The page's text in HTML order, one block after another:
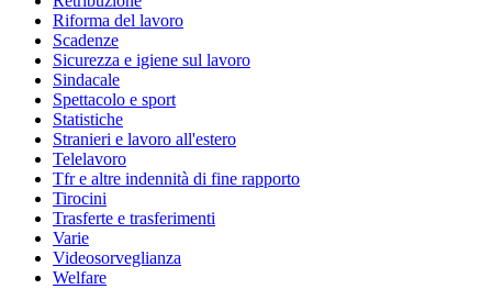
Riforma del lavoro
Scadenze
Sicurezza e igiene sul lavoro
Sindacale
Spettacolo e sport
Statistiche
Stranieri e lavoro all'estero
Telelavoro
Tfr e altre indennità di fine rapporto
Tirocini
Trasferte e trasferimenti
Varie
Videosorveglianza
Welfare